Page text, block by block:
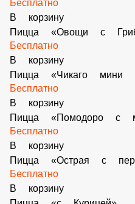
Пицца «Бостон мини
Бесплатно
В корзину
Пицца «Овощи с Грибами»
Бесплатно
В корзину
Пицца «Чикаго мини
Бесплатно
В корзину
Пицца «Помодоро с мини
Бесплатно
В корзину